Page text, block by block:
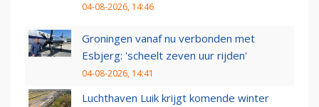
04-08-2026, 14:46
Groningen vanaf nu verbonden met
Esbjerg: 'scheelt zeven uur rijden'
04-08-2026, 14:41
Luchthaven Luik krijgt komende winter